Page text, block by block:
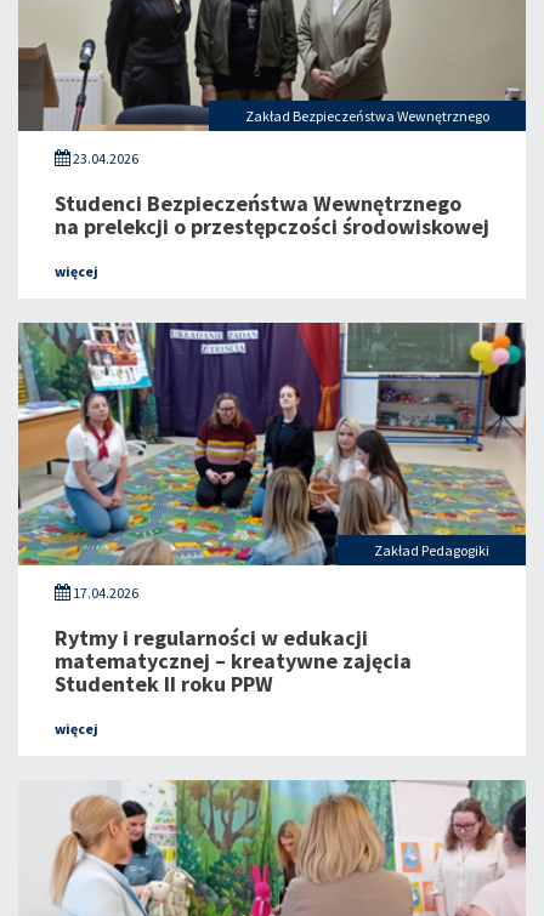
Zakład Bezpieczeństwa Wewnętrznego
23.04.2026
Studenci Bezpieczeństwa Wewnętrznego
na prelekcji o przestępczości środowiskowej
więcej
Zakład Pedagogiki
17.04.2026
Rytmy i regularności w edukacji
matematycznej – kreatywne zajęcia
Studentek II roku PPW
więcej